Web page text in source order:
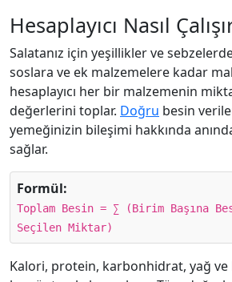
Hesaplayıcı Nasıl
Salatanız için yeşillikler ve
soslara ve ek malzemelere kadar
hesaplayıcı her bir malzemenin
değerlerini toplar. Doğru besin
yemeğinizin bileşimi hakkında
sağlar.
Formül:
Toplam Besin = ∑ (Birim Başına
Seçilen Miktar)
Kalori, protein, karbonhidrat, yağ